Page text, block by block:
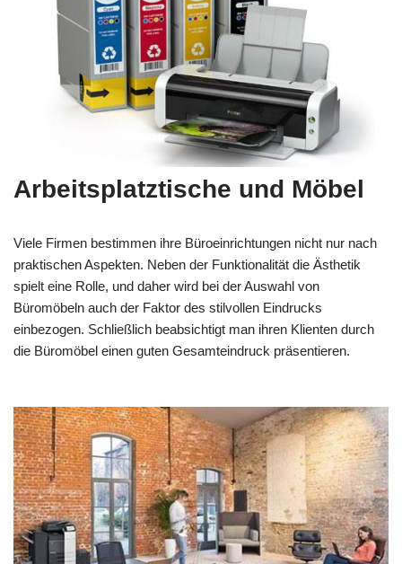
Arbeitsplatztische und Möbel
Viele Firmen bestimmen ihre Büroeinrichtungen nicht nur nach
praktischen Aspekten. Neben der Funktionalität die Ästhetik
spielt eine Rolle, und daher wird bei der Auswahl von
Büromöbeln auch der Faktor des stilvollen Eindrucks
einbezogen. Schließlich beabsichtigt man ihren Klienten durch
die Büromöbel einen guten Gesamteindruck präsentieren.